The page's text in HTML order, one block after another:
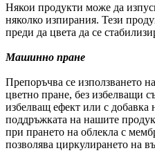
Някои продукти може да
няколко изпирания. Тези
преди да цвета да се
Машинно пране
Препоръчва се използването
цветно пране, без избелващи
избелващ ефект или с добавка
поддръжката на нашите
при прането на облекла с
позволява циркулирането на